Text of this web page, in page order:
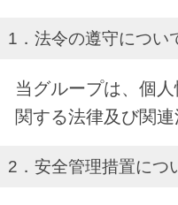
1．法令の遵守につい
当グループは、個
関する法律及び関連
2．安全管理措置につ